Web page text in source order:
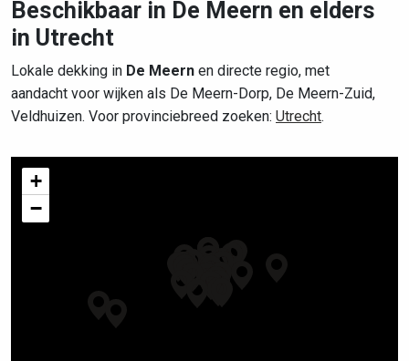
Beschikbaar in De Meern en elders
in Utrecht
Lokale dekking in De Meern en directe regio, met
aandacht voor wijken als De Meern-Dorp, De Meern-Zuid,
Veldhuizen. Voor provinciebreed zoeken: Utrecht.
+
−